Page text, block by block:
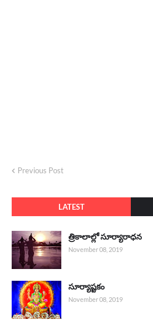
Previous Post
LATEST
త్రికాలాల్లో సూర్యారాధన
November 08, 2019
సూర్యాష్టకం
November 08, 2019